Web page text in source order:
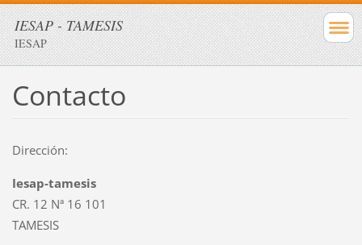
IESAP - TAMESIS
IESAP
Contacto
Dirección:
Iesap-tamesis
CR. 12 Nª 16 101
TAMESIS